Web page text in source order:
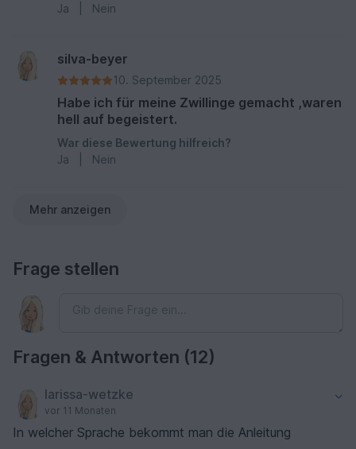
Ja
Nein
silva-beyer
10. September 2025
Habe ich für meine Zwillinge gemacht ,waren
hell auf begeistert.
War diese Bewertung hilfreich?
Ja
Nein
Mehr anzeigen
Frage stellen
Fragen & Antworten (12)
larissa-wetzke
vor 11 Monaten
In welcher Sprache bekommt man die Anleitung